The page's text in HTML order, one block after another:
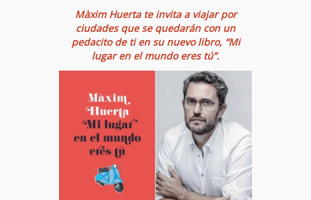
Màxim Huerta te invita a viajar por
ciudades que se quedarán con un
pedacito de ti en su nuevo libro, “Mi
lugar en el mundo eres tú”.